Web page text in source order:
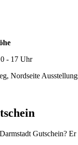
- 17 Uhr
Nordseite
Gutschein?